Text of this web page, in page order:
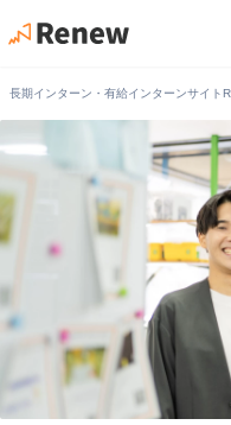
長期インターン・有給インターンサイト